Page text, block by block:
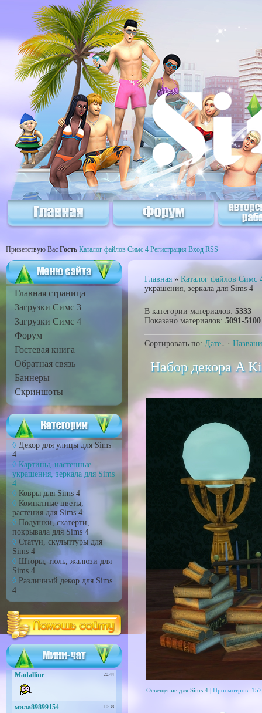
Приветствую Вас Гость Каталог файлов Симс 4 Регистрация Вход RSS
Главная страница
Загрузки Симс 3
Загрузки Симс 4
Форум
Гостевая книга
Обратная связь
Баннеры
Скриншоты
Декор для улицы для Sims
4
Картины, настенные
украшения, зеркала для Sims
4
Ковры для Sims 4
Комнатные цветы,
растения для Sims 4
Подушки, скатерти,
покрывала для Sims 4
Статуи, скульптуры для
Sims 4
Шторы, тюль, жалюзи для
Sims 4
Различный декор для Sims
4
Главная» Каталог файлов Симс
украшения, зеркала для Sims 4
В категории материалов: 5333
Показано материалов: 5091-5100
Сортировать по: Дате ·
Набор декора A
Освещение для Sims 4| Просмотров: